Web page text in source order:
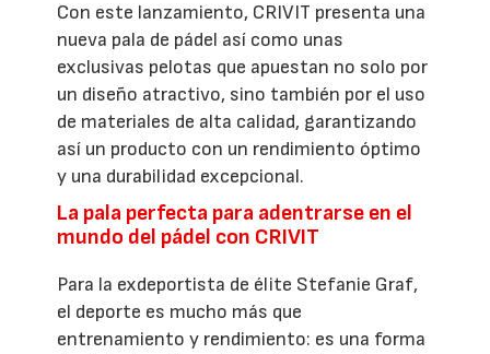
Con este lanzamiento, CRIVIT presenta una
nueva pala de pádel así como unas
exclusivas pelotas que apuestan no solo por
un diseño atractivo, sino también por el uso
de materiales de alta calidad, garantizando
así un producto con un rendimiento óptimo
y una durabilidad excepcional.
La pala perfecta para adentrarse en el
mundo del pádel con CRIVIT
Para la exdeportista de élite Stefanie Graf,
el deporte es mucho más que
entrenamiento y rendimiento: es una forma